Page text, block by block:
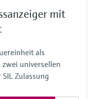
(-20 % / +10 %) 50/60
mit
als
universellen
Zulassung